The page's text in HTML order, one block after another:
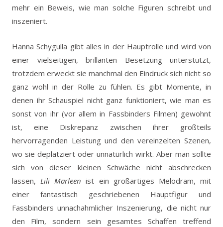
mehr ein Beweis, wie man solche Figuren schreibt und
inszeniert.
Hanna Schygulla gibt alles in der Hauptrolle und wird von
einer vielseitigen, brillanten Besetzung unterstützt,
trotzdem erweckt sie manchmal den Eindruck sich nicht so
ganz wohl in der Rolle zu fühlen. Es gibt Momente, in
denen ihr Schauspiel nicht ganz funktioniert, wie man es
sonst von ihr (vor allem in Fassbinders Filmen) gewohnt
ist, eine Diskrepanz zwischen ihrer großteils
hervorragenden Leistung und den vereinzelten Szenen,
wo sie deplatziert oder unnatürlich wirkt. Aber man sollte
sich von dieser kleinen Schwäche nicht abschrecken
lassen,Lili Marleen ist ein großartiges Melodram, mit
einer fantastisch geschriebenen Hauptfigur und
Fassbinders unnachahmlicher Inszenierung, die nicht nur
den Film, sondern sein gesamtes Schaffen treffend